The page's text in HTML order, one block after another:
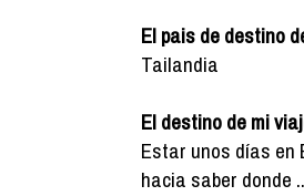
El pais de destino
Tailandia
El destino de mi
Estar unos días en
hacia saber donde